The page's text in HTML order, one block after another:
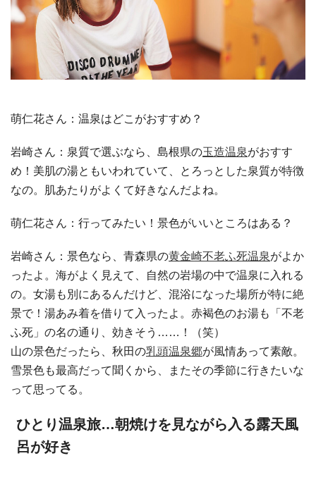
萌仁花さん：温泉はどこがおすすめ？
岩崎さん：泉質で選ぶなら、島根県の玉造温泉がおすす
め！美肌の湯ともいわれていて、とろっとした泉質が特徴
なの。肌あたりがよくて好きなんだよね。
萌仁花さん：行ってみたい！景色がいいところはある？
岩崎さん：景色なら、青森県の黄金崎不老ふ死温泉がよか
ったよ。海がよく見えて、自然の岩場の中で温泉に入れる
の。女湯も別にあるんだけど、混浴になった場所が特に絶
景で！湯あみ着を借りて入ったよ。赤褐色のお湯も「不老
ふ死」の名の通り、効きそう……！（笑）
山の景色だったら、秋田の乳頭温泉郷が風情あって素敵。
雪景色も最高だって聞くから、またその季節に行きたいな
って思ってる。
ひとり温泉旅…朝焼けを見ながら入る露天風
呂が好き